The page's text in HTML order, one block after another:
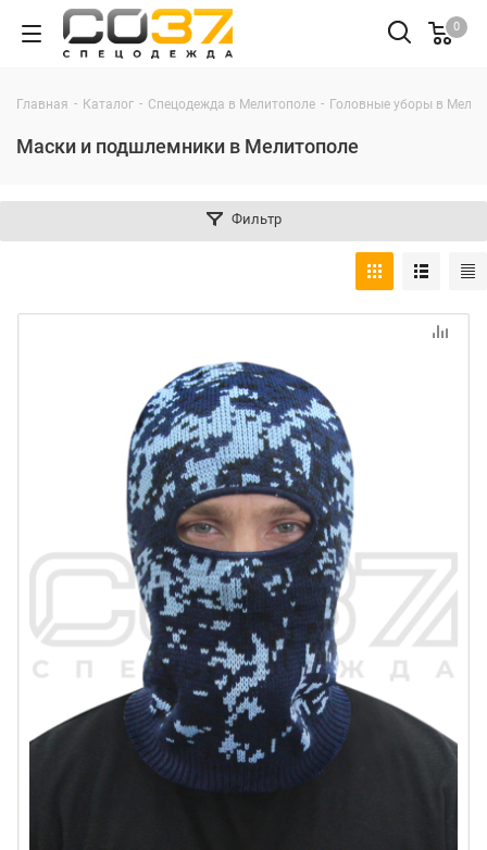
0
Главная - Каталог - Спецодежда в Мелитополе - Головные уборы в
Маски и подшлемники в Мелитополе
Фильтр